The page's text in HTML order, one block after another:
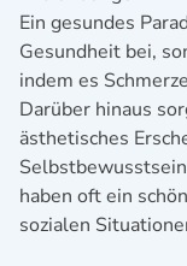
Ein gesundes
Gesundheit bei,
indem es
Darüber hinaus
ästhetisches
haben oft ein
sozialen